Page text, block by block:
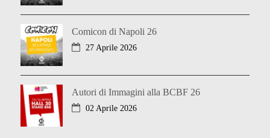
Comicon di Napoli 26
27 Aprile 2026
Autori di Immagini alla BCBF 26
02 Aprile 2026